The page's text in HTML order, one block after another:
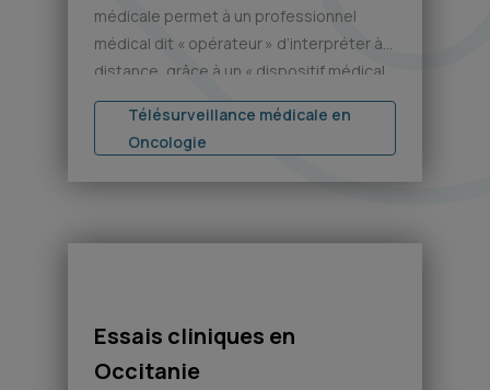
médicale permet à un professionnel
médical dit « opérateur » d’interpréter à
distance, grâce à un « dispositif médical
numérique », les données nécessaires au
suivi médical d’un patient et le cas
échéant de prendre des décisions
relatives à la prise en charge de ce
Télésurveillance médicale en
Oncologie
Essais cliniques en
Occitanie